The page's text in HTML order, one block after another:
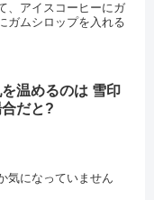
、アイスコーヒーにガ
ガムシロップを入れる
温めるのは 雪印
だと?
気になっていません